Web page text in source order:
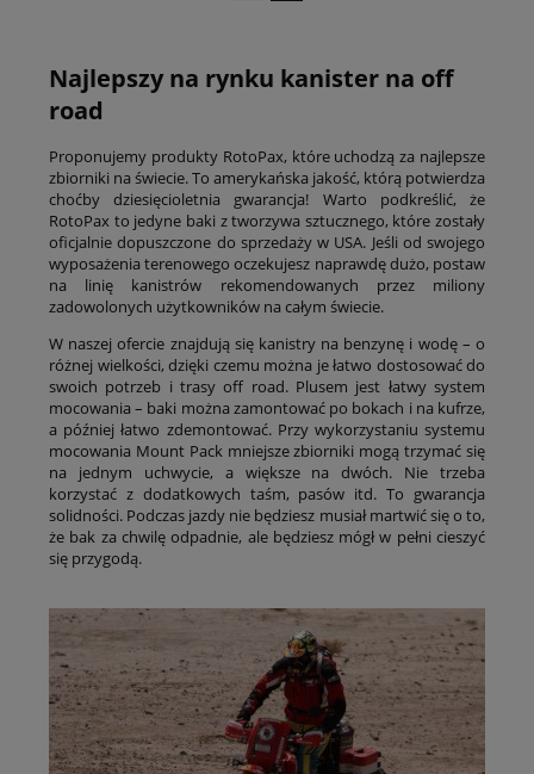
Najlepszy na rynku kanister na off
road
Proponujemy produkty RotoPax, które uchodzą za najlepsze
zbiorniki na świecie. To amerykańska jakość, którą potwierdza
choćby dziesięcioletnia gwarancja! Warto podkreślić, że
RotoPax to jedyne baki z tworzywa sztucznego, które zostały
oficjalnie dopuszczone do sprzedaży w USA. Jeśli od swojego
wyposażenia terenowego oczekujesz naprawdę dużo, postaw
na linię kanistrów rekomendowanych przez miliony
zadowolonych użytkowników na całym świecie.
W naszej ofercie znajdują się kanistry na benzynę i wodę – o
różnej wielkości, dzięki czemu można je łatwo dostosować do
swoich potrzeb i trasy off road. Plusem jest łatwy system
mocowania – baki można zamontować po bokach i na kufrze,
a później łatwo zdemontować. Przy wykorzystaniu systemu
mocowania Mount Pack mniejsze zbiorniki mogą trzymać się
na jednym uchwycie, a większe na dwóch. Nie trzeba
korzystać z dodatkowych taśm, pasów itd. To gwarancja
solidności. Podczas jazdy nie będziesz musiał martwić się o to,
że bak za chwilę odpadnie, ale będziesz mógł w pełni cieszyć
się przygodą.